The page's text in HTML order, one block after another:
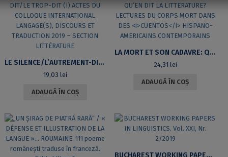
LE SILENCE/L’AUTREMENT-DIT/LE TROP-DIT (I) ACTES DU COLLOQUE INTERNATIONAL LANGAGE(S), DISCOURS ET TRADUCTION 2019 – SECTION LITTÉRATURE
19,03 lei
ADAUGĂ ÎN COȘ
LA MORT ET SON CADAVRE: QU’EN DIT LA LITTERATURE? LECTURES DU CORPS MORT DANS DES
24,31 lei
ADAUGĂ ÎN COȘ